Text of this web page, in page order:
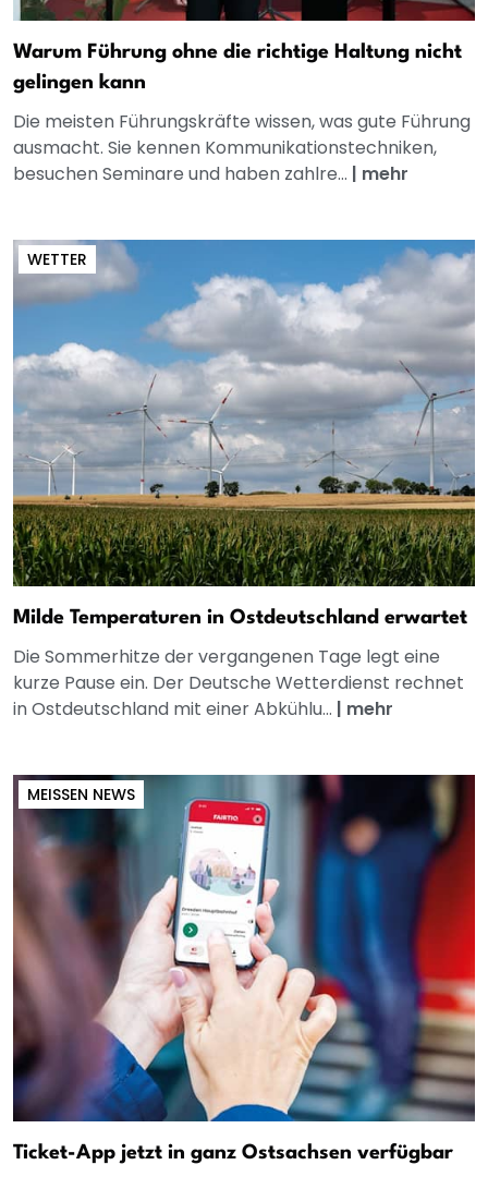
Warum Führung ohne die richtige Haltung nicht
gelingen kann
Die meisten Führungskräfte wissen, was gute Führung
ausmacht. Sie kennen Kommunikationstechniken,
besuchen Seminare und haben zahlre... | mehr
WETTER
Milde Temperaturen in Ostdeutschland erwartet
Die Sommerhitze der vergangenen Tage legt eine
kurze Pause ein. Der Deutsche Wetterdienst rechnet
in Ostdeutschland mit einer Abkühlu... | mehr
MEISSEN NEWS
Ticket-App jetzt in ganz Ostsachsen verfügbar